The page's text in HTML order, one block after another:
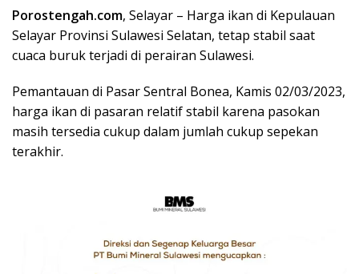
Porostengah.com, Selayar – Harga ikan di Kepulauan
Selayar Provinsi Sulawesi Selatan, tetap stabil saat
cuaca buruk terjadi di perairan Sulawesi.
Pemantauan di Pasar Sentral Bonea, Kamis 02/03/2023,
harga ikan di pasaran relatif stabil karena pasokan
masih tersedia cukup dalam jumlah cukup sepekan
terakhir.